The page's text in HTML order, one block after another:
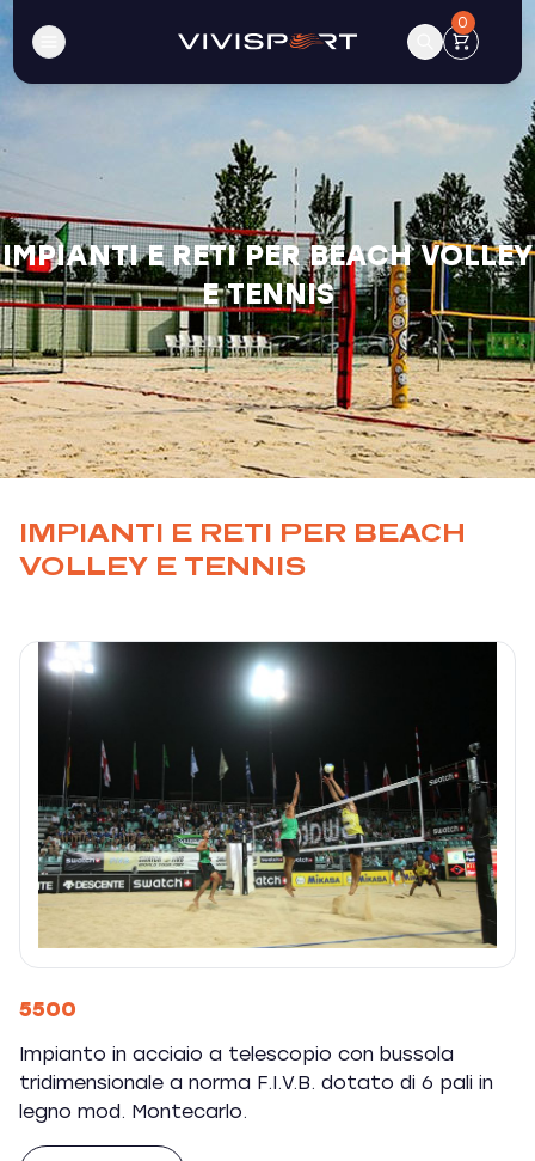
0
IMPIANTI E RETI PER BEACH VOLLEY
E TENNIS
IMPIANTI E RETI PER BEACH
VOLLEY E TENNIS
5500
Impianto in acciaio a telescopio con bussola
tridimensionale a norma F.I.V.B. dotato di 6 pali in
legno mod. Montecarlo.